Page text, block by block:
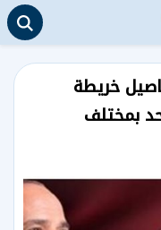
40%.. تفاصيل خريطة
بمختلف